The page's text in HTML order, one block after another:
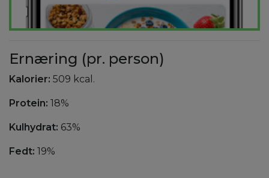
Ernæring (pr. person)
Kalorier: 509 kcal.
Protein: 18%
Kulhydrat: 63%
Fedt: 19%